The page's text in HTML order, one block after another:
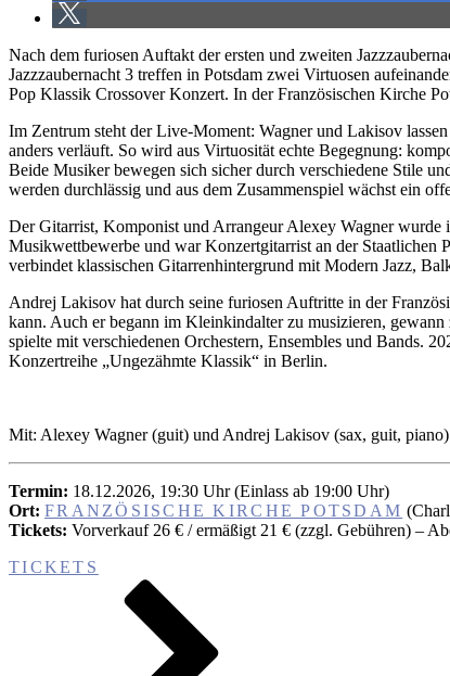
Nach dem furiosen Auftakt der ersten und zweiten
Jazzzaubernacht 3 treffen in Potsdam zwei Virtuosen
Pop Klassik Crossover Konzert. In der Französischen Kirche
Im Zentrum steht der Live-Moment: Wagner und Lakisov
anders verläuft. So wird aus Virtuosität echte Begegnung:
Beide Musiker bewegen sich sicher durch verschiedene Stile
werden durchlässig und aus dem Zusammenspiel wächst ein
Der Gitarrist, Komponist und Arrangeur Alexey Wagner wurde
Musikwettbewerbe und war Konzertgitarrist an der Staatlichen
verbindet klassischen Gitarrenhintergrund mit Modern Jazz,
Andrej Lakisov hat durch seine furiosen Auftritte in der
kann. Auch er begann im Kleinkindalter zu musizieren,
spielte mit verschiedenen Orchestern, Ensembles und Bands.
Konzertreihe „Ungezähmte Klassik“ in Berlin.
Mit: Alexey Wagner (guit) und Andrej Lakisov (sax, guit, piano)
Termin: 18.12.2026, 19:30 Uhr (Einlass ab 19:00 Uhr)
Ort: FRANZÖSISCHE KIRCHE POTSDAM
Tickets: Vorverkauf 26 € / ermäßigt 21 € (zzgl. Gebühren) –
TICKETS